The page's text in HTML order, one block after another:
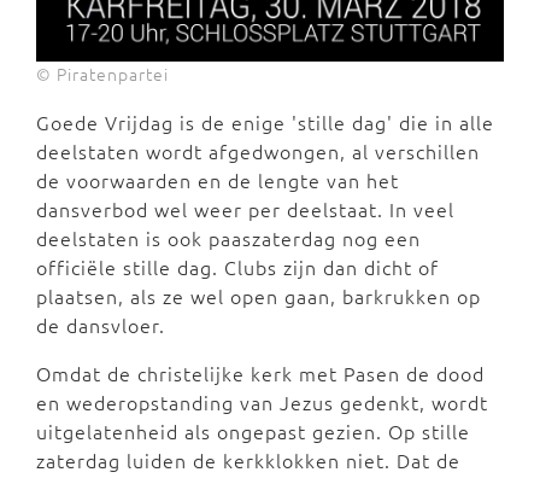
© Piratenpartei
Goede Vrijdag is de enige 'stille dag' die in alle
deelstaten wordt afgedwongen, al verschillen
de voorwaarden en de lengte van het
dansverbod wel weer per deelstaat. In veel
deelstaten is ook paaszaterdag nog een
officiële stille dag. Clubs zijn dan dicht of
plaatsen, als ze wel open gaan, barkrukken op
de dansvloer.
Omdat de christelijke kerk met Pasen de dood
en wederopstanding van Jezus gedenkt, wordt
uitgelatenheid als ongepast gezien. Op stille
zaterdag luiden de kerkklokken niet. Dat de